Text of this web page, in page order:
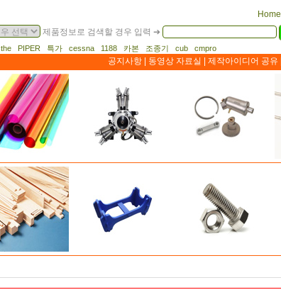
Home
제품정보로 검색할 경우 입력 ➔
the PIPER 특가 cessna 1188 카본 조종기 cub cmpro
공지사항 동영상 자료실 제작아이디어 공유